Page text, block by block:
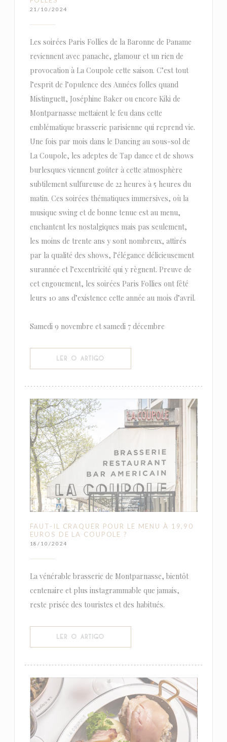
21/10/2024
Les soirées Paris Follies de la Baronne de Paname
reviennent avec panache, glamour et un rien de
provocation à La Coupole cette saison. C’est tout
l’esprit de l’opulence des Années folles quand
Mistinguett, Joséphine Baker ou encore Kiki de
Montparnasse mettaient le feu dans cette
emblématique brasserie parisienne qui reprend vie.
Une fois par mois dans le Dancing au sous-sol de
La Coupole, les adeptes de Tap dance et de shows
burlesques viennent goûter à cette atmosphère
subtilement sulfureuse de 22 heures à 5 heures du
matin. Ces soirées thématiques immersives, où la
musique swing et de bonne tenue est au menu,
enchantent les nostalgiques mais pas seulement,
les moins de trente ans y sont nombreux, attirés
par la qualité des shows, l’élégance délicieusement
surannée et l’excentricité qui y règnent. Preuve de
cet engouement, les soirées Paris Follies ont fêté
leurs 10 ans d’existence cette année au mois d’avril.
Samedi 9 novembre et samedi 7 décembre
LER O ARTIGO
FAUT-IL CRAQUER POUR LE MENU À 19,90
EUROS DE LA COUPOLE ?
18/10/2024
La vénérable brasserie de Montparnasse, bientôt
centenaire et plus instagrammable que jamais,
reste prisée des touristes et des habitués.
LER O ARTIGO